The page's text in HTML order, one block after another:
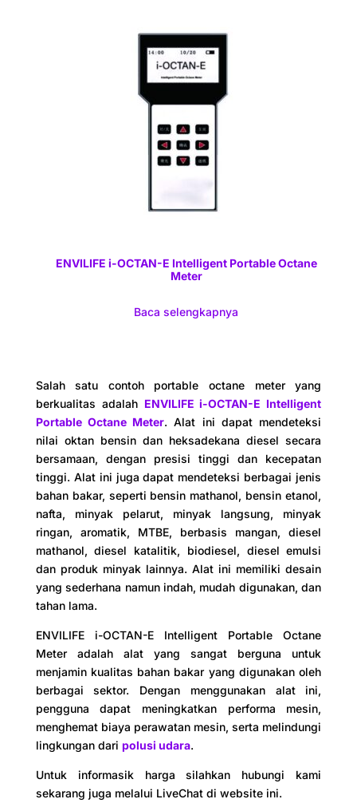
ENVILIFE i-OCTAN-E Intelligent Portable Octane
Meter
Baca selengkapnya
Salah satu contoh portable octane meter yang
berkualitas adalah ENVILIFE i-OCTAN-E Intelligent
Portable Octane Meter. Alat ini dapat mendeteksi
nilai oktan bensin dan heksadekana diesel secara
bersamaan, dengan presisi tinggi dan kecepatan
tinggi. Alat ini juga dapat mendeteksi berbagai jenis
bahan bakar, seperti bensin mathanol, bensin etanol,
nafta, minyak pelarut, minyak langsung, minyak
ringan, aromatik, MTBE, berbasis mangan, diesel
mathanol, diesel katalitik, biodiesel, diesel emulsi
dan produk minyak lainnya. Alat ini memiliki desain
yang sederhana namun indah, mudah digunakan, dan
tahan lama.
ENVILIFE i-OCTAN-E Intelligent Portable Octane
Meter adalah alat yang sangat berguna untuk
menjamin kualitas bahan bakar yang digunakan oleh
berbagai sektor. Dengan menggunakan alat ini,
pengguna dapat meningkatkan performa mesin,
menghemat biaya perawatan mesin, serta melindungi
lingkungan dari polusi udara.
Untuk informasik harga silahkan hubungi kami
sekarang juga melalui LiveChat di website ini.